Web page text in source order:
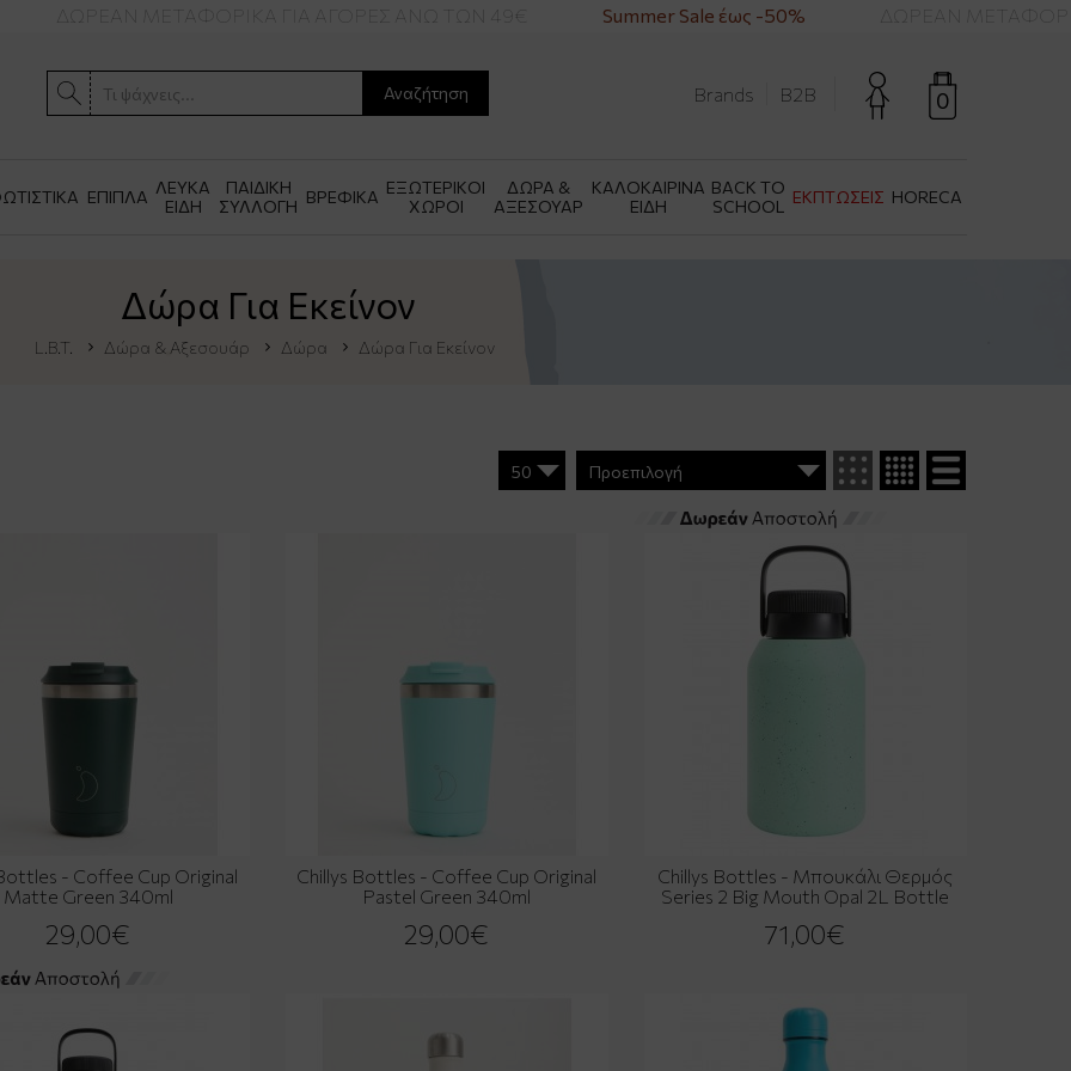
ΔΩΡΕΑΝ ΜΕΤΑΦΟΡΙΚΑ ΓΙΑ ΑΓΟΡΕΣ ΑΝΩ ΤΩΝ 49€ Summer Sale έως -50% ΔΩΡΕΑΝ ΜΕΤΑΦΟΡΙΚΑ
Αναζήτηση 0
Brands B2B
ΕΠΙΠΛΑ ΛΕΥΚΑ
ΕΙΔΗ
ΠΑΙΔΙΚΗ
ΣΥΛΛΟΓΗ ΒΡΕΦΙΚΑ ΕΞΩΤΕΡΙΚΟΙ
ΧΩΡΟΙ
ΔΩΡΑ &
ΑΞΕΣΟΥΑΡ
ΚΑΛΟΚΑΙΡΙΝΑ
ΕΙΔΗ
BACK TO
SCHOOL
ΕΚΠΤΩΣΕΙΣ HORECA
Δώρα Για Εκείνον
L.B.T. Δώρα & Αξεσουάρ Δώρα Δώρα Για Εκείνον
- Coffee Cup Original
Matte Green 340ml
29,00€
Chillys Bottles - Coffee Cup Original
Pastel Green 340ml
29,00€
Chillys Bottles - Μπουκάλι Θερμός
Series 2 Big Mouth Opal 2L Bottle
71,00€